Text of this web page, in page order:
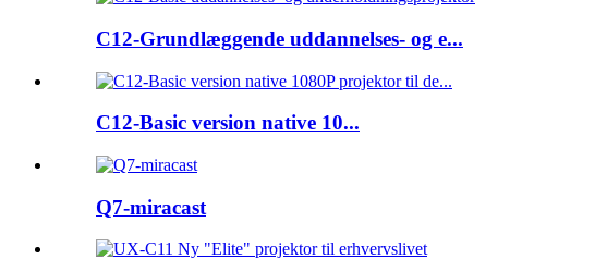
C12-Grundlæggende uddannelses- og e...
C12-Basic version native 10...
Q7-miracast